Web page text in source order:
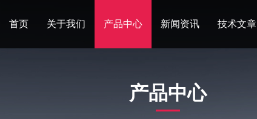
首页 关于我们 产品中心 新闻资讯 技术文章
产品中心